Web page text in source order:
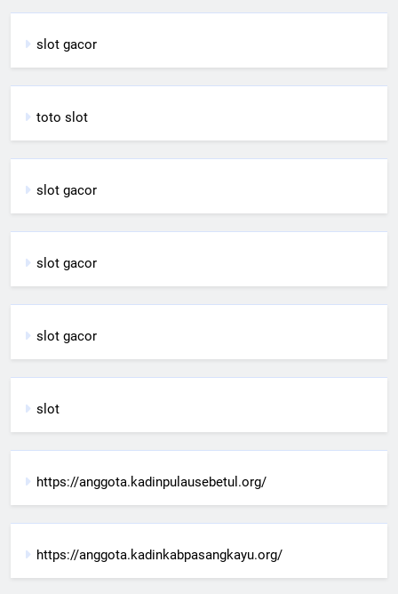
slot gacor
toto slot
slot gacor
slot gacor
slot gacor
slot
https://anggota.kadinpulausebetul.org/
https://anggota.kadinkabpasangkayu.org/